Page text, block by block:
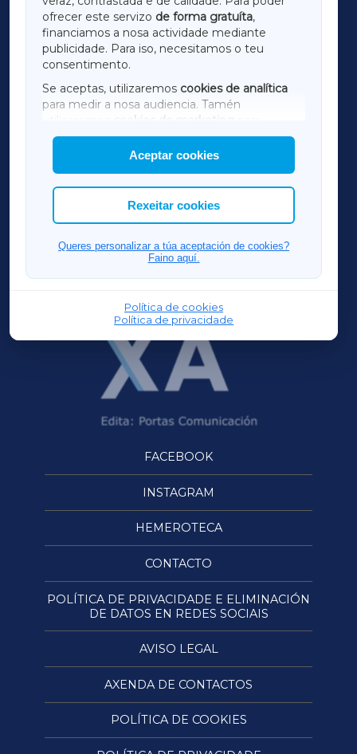
ofrecer este servizo de forma gratuíta,
financiamos a nosa actividade mediante
publicidade. Para iso, necesitamos o teu
consentimento.
Se aceptas, utilizaremos cookies de analítica
para medir a nosa audiencia. Tamén
utilizaremos
cookies de marketing
mostrar publicidade de terceiros.
Así mesmo, podes personalizar a elección das
cookies que desexas permitir.
Aceptar cookies
Rexeitar cookies
Queres personalizar a túa aceptación de cookies?
Faino aquí.
Política de cookies
Política de privacidade
TERRACHAXA
AMARIÑAXA
RIBEIRASACRAXA
ACORUÑAXA
FERROLXA
OURENSEXA
FACEBOOK
INSTAGRAM
HEMEROTECA
CONTACTO
POLÍTICA DE PRIVACIDADE E ELIMINACIÓN
DE DATOS EN REDES SOCIAIS
AVISO LEGAL
AXENDA DE CONTACTOS
POLÍTICA DE COOKIES